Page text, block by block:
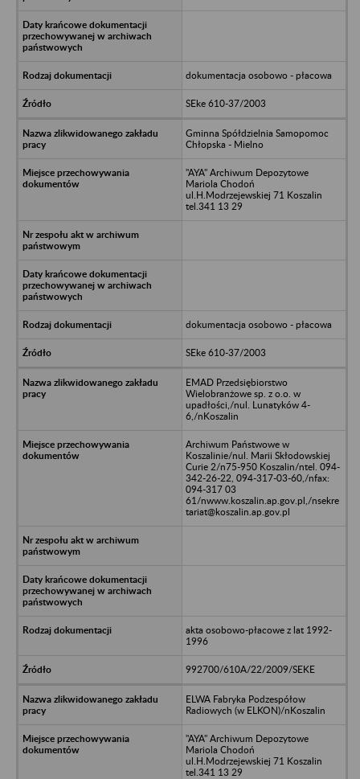
dokumentacja osobowo - płacowa
SEke 610-37/2003
Gminna Spółdzielnia Samopomoc
Chłopska - Mielno
"AYA" Archiwum Depozytowe
Mariola Chodoń
ul.H.Modrzejewskiej 71 Koszalin
tel.341 13 29
dokumentacja osobowo - płacowa
SEke 610-37/2003
EMAD Przedsiębiorstwo
Wielobranżowe sp. z o.o. w
upadłości,/nul. Lunatyków 4-
6,/nKoszalin
Archiwum Państwowe w
Koszalinie/nul. Marii Skłodowskiej
Curie 2/n75-950 Koszalin/ntel. 094-
342-26-22, 094-317-03-60,/nfax:
094-317 03
61/nwww.koszalin.ap.gov.pl,/nsekre
tariat@koszalin.ap.gov.pl
akta osobowo-płacowe z lat 1992-
1996
992700/610A/22/2009/SEKE
ELWA Fabryka Podzespółow
Radiowych (w ELKON)/nKoszalin
"AYA" Archiwum Depozytowe
Mariola Chodoń
ul.H.Modrzejewskiej 71 Koszalin
tel.341 13 29